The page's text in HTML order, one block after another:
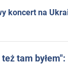
koncert na
tam